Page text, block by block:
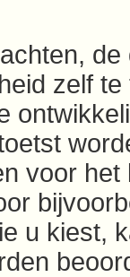
zelf
voor
u kiest,